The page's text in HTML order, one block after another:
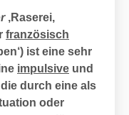
‚Raserei,
französisch
ist eine sehr
impulsive und
die durch eine als
oder